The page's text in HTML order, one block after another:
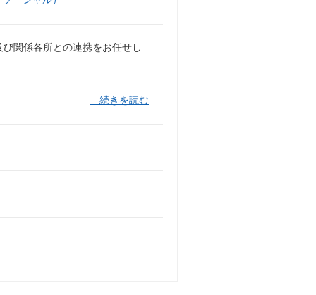
関係各所との連携をお任せし
…続きを読む